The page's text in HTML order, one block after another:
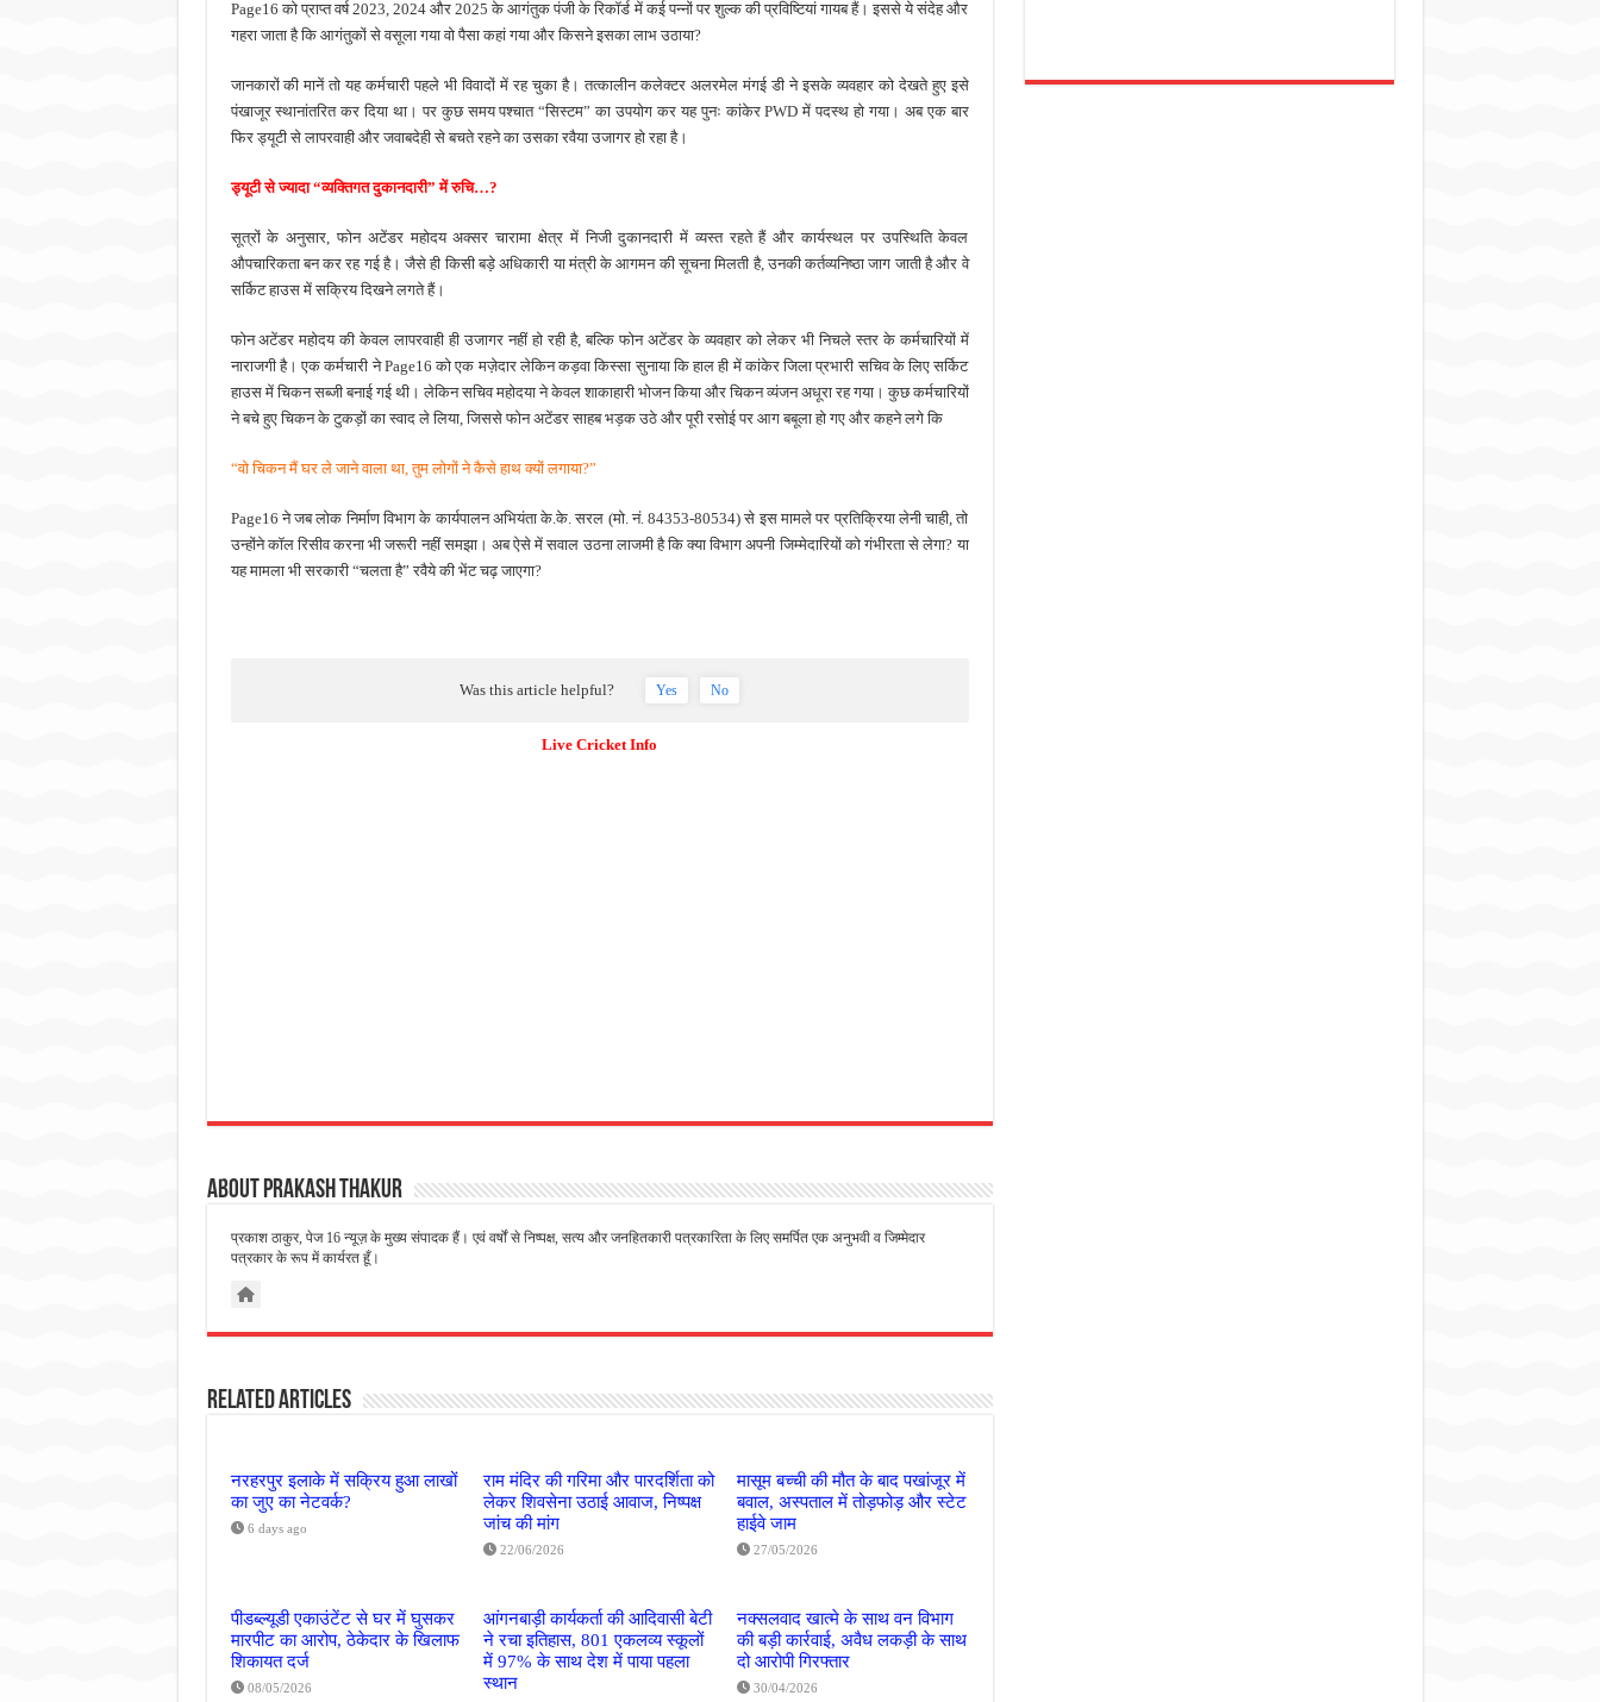
Page16 को प्राप्त वर्ष 2023, 2024 और 2025 के आगंतुक पंजी के रिकॉर्ड में कई पन्नों पर शुल्क की प्रविष्टियां गायब हैं। इससे ये संदेह और
गहरा जाता है कि आगंतुकों से वसूला गया वो पैसा कहां गया और किसने इसका लाभ उठाया?
जानकारों की मानें तो यह कर्मचारी पहले भी विवादों में रह चुका है। तत्कालीन कलेक्टर अलरमेल मंगई डी ने इसके व्यवहार को देखते हुए इसे
पंखाजूर स्थानांतरित कर दिया था। पर कुछ समय पश्चात “सिस्टम” का उपयोग कर यह पुनः कांकेर PWD में पदस्थ हो गया। अब एक बार
फिर ड्यूटी से लापरवाही और जवाबदेही से बचते रहने का उसका रवैया उजागर हो रहा है।
ड्यूटी से ज्यादा “व्यक्तिगत दुकानदारी” में रुचि…?
सूत्रों के अनुसार, फोन अटेंडर महोदय अक्सर चारामा क्षेत्र में निजी दुकानदारी में व्यस्त रहते हैं और कार्यस्थल पर उपस्थिति केवल
औपचारिकता बन कर रह गई है। जैसे ही किसी बड़े अधिकारी या मंत्री के आगमन की सूचना मिलती है, उनकी कर्तव्यनिष्ठा जाग जाती है और वे
सर्किट हाउस में सक्रिय दिखने लगते हैं।
फोन अटेंडर महोदय की केवल लापरवाही ही उजागर नहीं हो रही है, बल्कि फोन अटेंडर के व्यवहार को लेकर भी निचले स्तर के कर्मचारियों में
नाराजगी है। एक कर्मचारी ने Page16 को एक मज़ेदार लेकिन कड़वा किस्सा सुनाया कि हाल ही में कांकेर जिला प्रभारी सचिव के लिए सर्किट
हाउस में चिकन सब्जी बनाई गई थी। लेकिन सचिव महोदया ने केवल शाकाहारी भोजन किया और चिकन व्यंजन अधूरा रह गया। कुछ कर्मचारियों
ने बचे हुए चिकन के टुकड़ों का स्वाद ले लिया, जिससे फोन अटेंडर साहब भड़क उठे और पूरी रसोई पर आग बबूला हो गए और कहने लगे कि
“वो चिकन मैं घर ले जाने वाला था, तुम लोगों ने कैसे हाथ क्यों लगाया?”
Page16 ने जब लोक निर्माण विभाग के कार्यपालन अभियंता के.के. सरल (मो. नं. 84353-80534) से इस मामले पर प्रतिक्रिया लेनी चाही, तो
उन्होंने कॉल रिसीव करना भी जरूरी नहीं समझा। अब ऐसे में सवाल उठना लाजमी है कि क्या विभाग अपनी जिम्मेदारियों को गंभीरता से लेगा? या
यह मामला भी सरकारी “चलता है” रवैये की भेंट चढ़ जाएगा?
Was this article helpful? Yes No
Live Cricket Info
About Prakash Thakur
प्रकाश ठाकुर, पेज 16 न्यूज़ के मुख्य संपादक हैं। एवं वर्षों से निष्पक्ष, सत्य और जनहितकारी पत्रकारिता के लिए समर्पित एक अनुभवी व जिम्मेदार
पत्रकार के रूप में कार्यरत हूँ।
Related Articles
नरहरपुर इलाके में सक्रिय हुआ लाखों
का जुए का नेटवर्क?
6 days ago
राम मंदिर की गरिमा और पारदर्शिता को
लेकर शिवसेना उठाई आवाज, निष्पक्ष
जांच की मांग
22/06/2026
मासूम बच्ची की मौत के बाद पखांजूर में
बवाल, अस्पताल में तोड़फोड़ और स्टेट
हाईवे जाम
27/05/2026
पीडब्ल्यूडी एकाउंटेंट से घर में घुसकर
मारपीट का आरोप, ठेकेदार के खिलाफ
शिकायत दर्ज
08/05/2026
आंगनबाड़ी कार्यकर्ता की आदिवासी बेटी
ने रचा इतिहास, 801 एकलव्य स्कूलों
में 97% के साथ देश में पाया पहला
स्थान
नक्सलवाद खात्मे के साथ वन विभाग
की बड़ी कार्रवाई, अवैध लकड़ी के साथ
दो आरोपी गिरफ्तार
30/04/2026